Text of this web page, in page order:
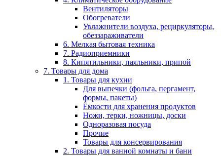
Вентиляторы
Обогреватели
Увлажнители воздуха, рециркуляторы,
обеззараживатели
6. Мелкая бытовая техника
7. Радиоприемники
8. Кипятильники, паяльники, припой
7. Товары для дома
1. Товары для кухни
Для выпечки (фольга, пергамент,
формы, пакеты)
Ёмкости для хранения продуктов
Ножи, терки, ножницы, доски
Одноразовая посуда
Прочие
Товары для консервирования
2. Товары для ванной комнаты и бани